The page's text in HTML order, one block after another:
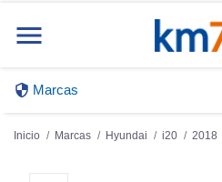
Marcas
Inicio Marcas Hyundai i20 2018